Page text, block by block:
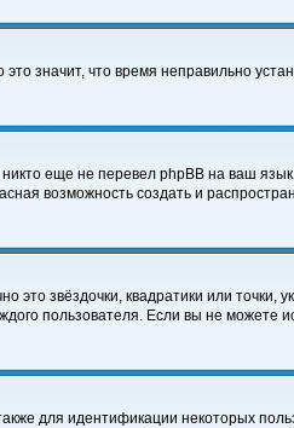
значит, что время неправильно
еще не перевел phpBB на ваш
возможность создать и
звёздочки, квадратики или точки,
пользователя. Если вы не можете
для идентификации некоторых